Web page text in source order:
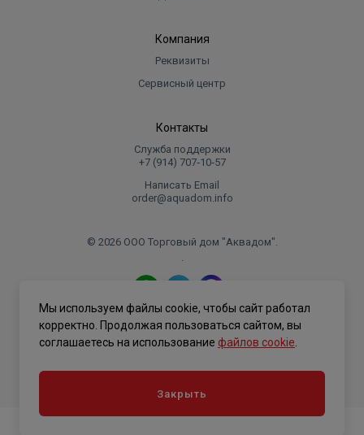
Компания
Реквизиты
Сервисный центр
Контакты
Служба поддержки
+7 (914) 707‑10‑57
Написать Email
order@aquadom.info
© 2026 ООО Торговый дом "Аквадом".
.
Политика конфиденциальности
Мы используем файлы cookie, чтобы сайт работал
корректно. Продолжая пользоваться сайтом, вы
соглашаетесь на использование файлов cookie
Закрыть